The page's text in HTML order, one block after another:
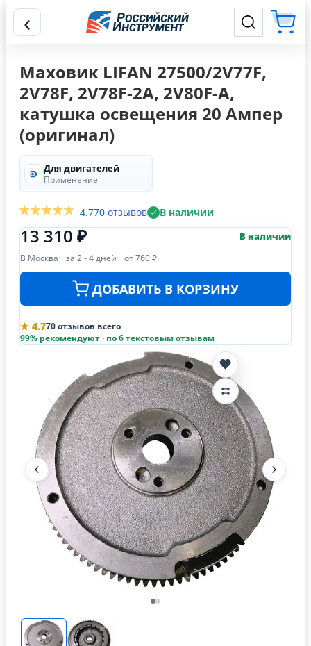
‹
Маховик LIFAN 27500/2V77F,
2V78F, 2V78F-2A, 2V80F-A,
катушка освещения 20 Ампер
(оригинал)
Для двигателей
Применение
4.770 отзывов В наличии
13 310 ₽ В наличии
В Москва за 2 - 4 дней от 760 ₽
ДОБАВИТЬ В КОРЗИНУ
★ 4.770 отзывов всего
99% рекомендуют · по 6 текстовым отзывам